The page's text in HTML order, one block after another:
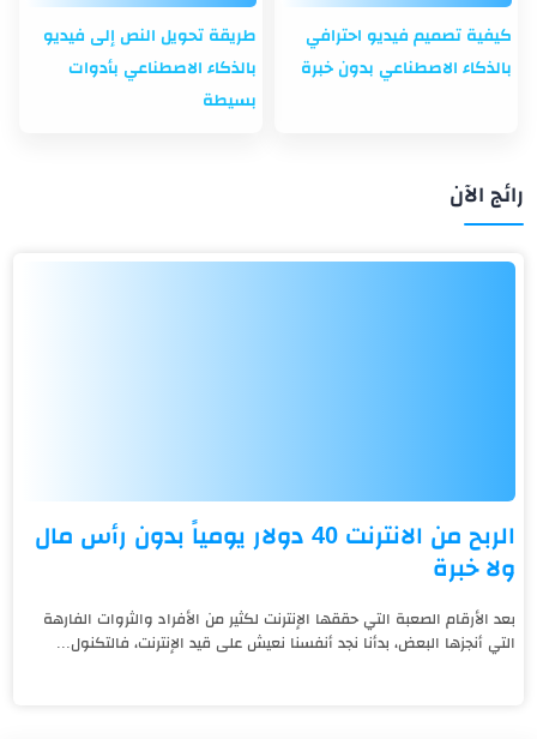
كيفية تصميم فيديو احترافي
بالذكاء الاصطناعي بدون خبرة
طريقة تحويل النص إلى فيديو
بالذكاء الاصطناعي بأدوات
بسيطة
رائج الآن
الربح من الانترنت 40 دولار يومياً بدون رأس مال
ولا خبرة
بعد الأرقام الصعبة التي حققها الإنترنت لكثير من الأفراد والثروات الفارهة
التي أنجزها البعض، بدأنا نجد أنفسنا نعيش على قيد الإنترنت، فالتكنول...